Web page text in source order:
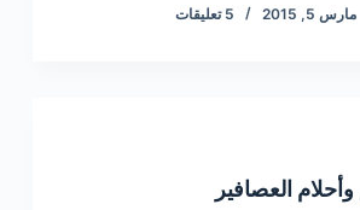
مارس 5, 2015 5 تعليقات
العصافير